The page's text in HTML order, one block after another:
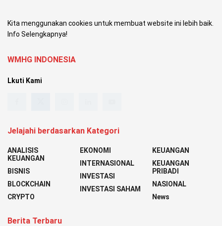
Kita menggunakan cookies untuk membuat website ini lebih baik.
Info Selengkapnya!
WMHG INDONESIA
Lkuti Kami
Jelajahi berdasarkan Kategori
ANALISIS
KEUANGAN
BISNIS
BLOCKCHAIN
CRYPTO
EKONOMI
INTERNASIONAL
INVESTASI
INVESTASI SAHAM
KEUANGAN
KEUANGAN
PRIBADI
NASIONAL
News
Berita Terbaru